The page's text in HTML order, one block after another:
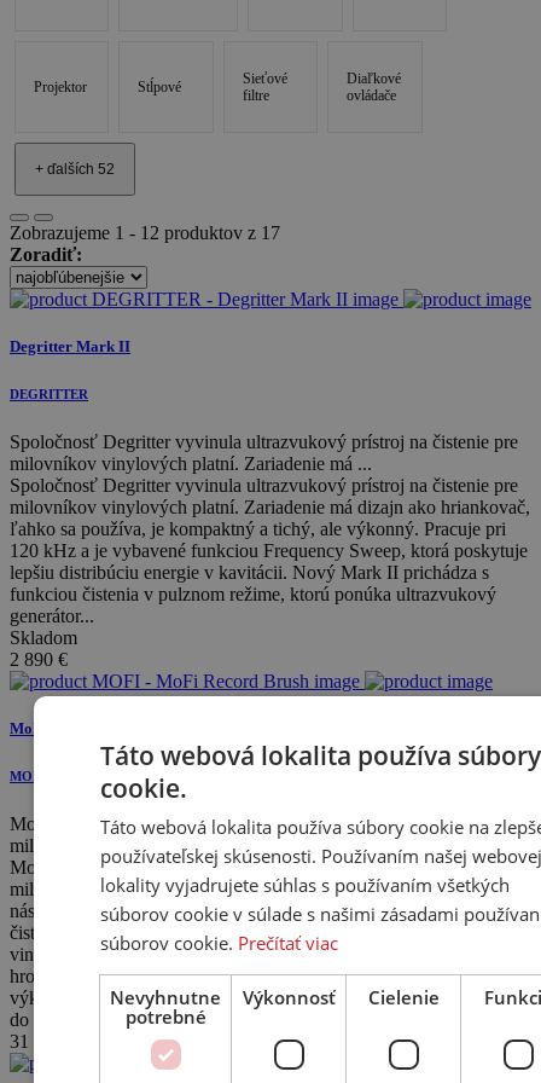
Projektor Stĺpové
Sieťové
filtre
Diaľkové
ovládače
+ ďalších 52
Zobrazujeme 1 - 12 produktov z 17
Zoradiť:
Degritter Mark II
DEGRITTER
Spoločnosť Degritter vyvinula ultrazvukový prístroj na čistenie pre
milovníkov vinylových platní. Zariadenie má ...
Spoločnosť Degritter vyvinula ultrazvukový prístroj na čistenie pre
milovníkov vinylových platní. Zariadenie má dizajn ako hriankovač,
ľahko sa používa, je kompaktný a tichý, ale výkonný. Pracuje pri
120 kHz a je vybavené funkciou Frequency Sweep, ktorá poskytuje
lepšiu distribúciu energie v kavitácii. Nový Mark II prichádza s
funkciou čistenia v pulznom režime, ktorú ponúka ultrazvukový
generátor...
Skladom
2 890 €
MoFi Record Brush
MOFI
Mobile Fidelity Sound Lab Record Brush, obľúbená medzi
milovníkmi analógov na celom svete, ...
Mobile Fidelity Sound Lab Record Brush, obľúbená medzi
milovníkmi analógov na celom svete, je nepostrádateľným a lacným
nástrojom na udržanie všetkých vašich nenahraditeľných platní
čistých, tichých a nedotknutých. Pri použití čistí hlboko do
vinylových drážok a pomáha vydrhnúť všetku špinu, ktorá sa
hromadí hlboko na vašich LP platniach. Kľúč k pôsobivému
výkonu nájdete v patentovanej čistiacej p...
do 4 týždňov
31
Táto webová lokalita používa súbory
cookie.
Táto webová lokalita používa súbory cookie na
používateľskej skúsenosti. Používaním našej webovej
lokality vyjadrujete súhlas s používaním všetkých
súborov cookie v súlade s našimi zásadami
súborov cookie. Prečítať viac
Nevyhnutne
potrebné
Výkonnosť Cielenie